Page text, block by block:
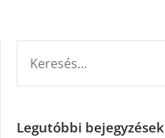
Legutóbbi bejegyzések